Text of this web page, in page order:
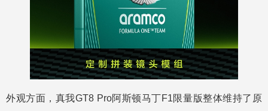
外观方面，真我GT8 Pro阿斯顿马丁F1限量版整体维持了原